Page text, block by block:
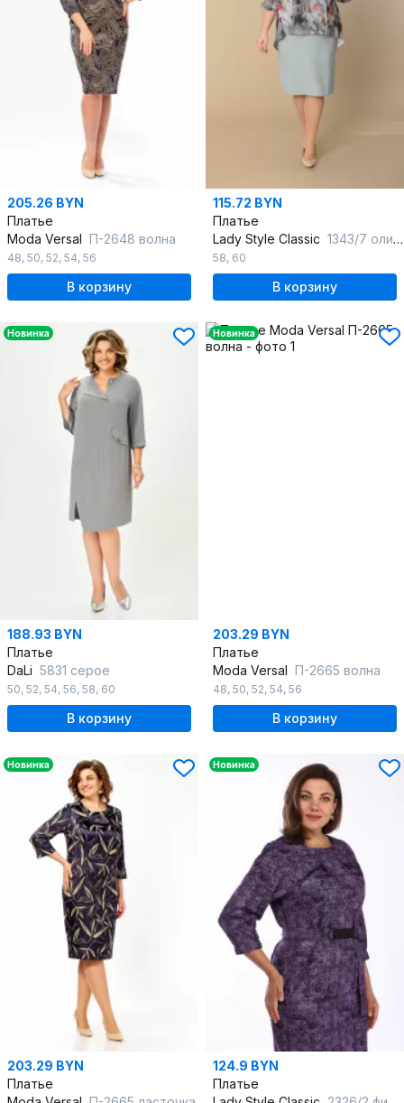
205.26 BYN
Платье
Moda Versal П-2648 волна
48, 50, 52, 54, 56
В корзину
115.72 BYN
Платье
Lady Style Classic 1343/7 оливковый
58, 60
В корзину
Новинка
188.93 BYN
Платье
DaLi 5831 серое
50, 52, 54, 56, 58, 60
В корзину
Новинка
203.29 BYN
Платье
Moda Versal П-2665 волна
48, 50, 52, 54, 56
В корзину
Новинка
203.29 BYN
Платье
Новинка
124.9 BYN
Платье